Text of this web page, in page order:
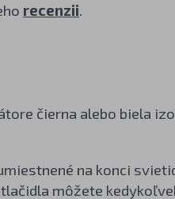
recenzii.
čierna alebo biela
na konci
môžete